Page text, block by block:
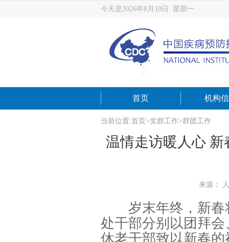
今天是2026年8月10日 星期一
首页 机构
当前位置:首页 >党群工作>群团工作
温情走访暖人心
来源：
岁末年终，新
处干部分别以团拜
休老干部致以新春的